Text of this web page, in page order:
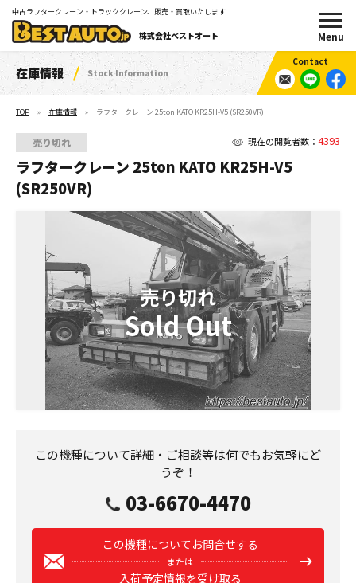
中古ラフタークレーン・トラッククレーン、販売・買取いたします
株式会社ベストオート
在庫情報 Stock Information
TOP 在庫情報 ラフタークレーン 25ton KATO KR25H-V5 (SR250VR)
現在の閲覧者数： 4393
売り切れ
ラフタークレーン 25ton KATO KR25H-V5
(SR250VR)
この機種について詳細・ご相談等は何でもお気軽にど
うぞ！
03-6670-4470
この機種についてお問合せする
または
入荷予定情報を受け取る